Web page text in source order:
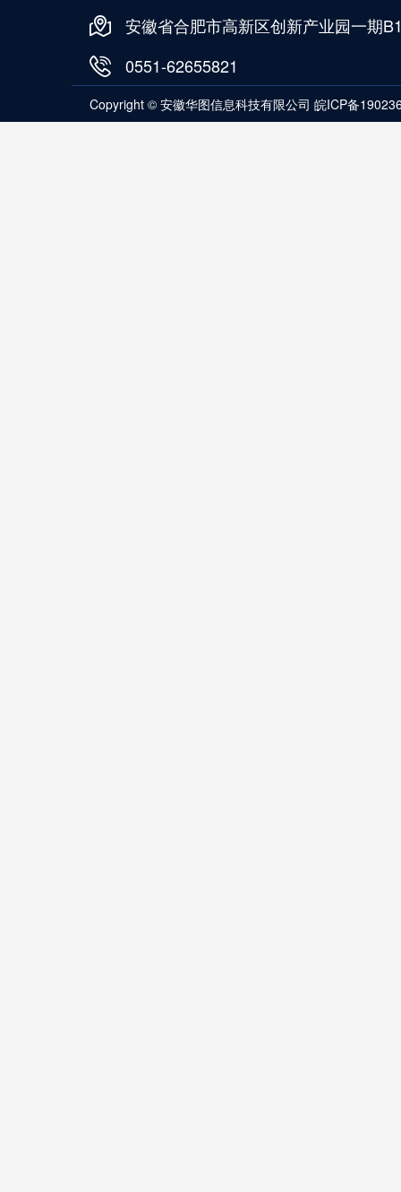
安徽省合肥市高新区创新产业园一期
0551-62655821
Copyright © 安徽华图信息科技有限公司 皖ICP备